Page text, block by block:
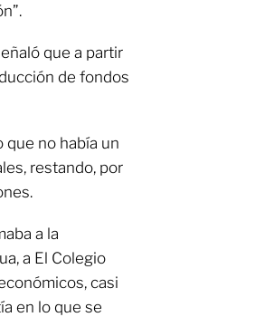
que a partir
de fondos
que no había un
restando, por
a la
a El Colegio
casi
en lo que se